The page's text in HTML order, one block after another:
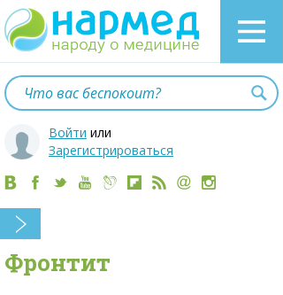
Войти или
Зарегистрироваться
Фронтит